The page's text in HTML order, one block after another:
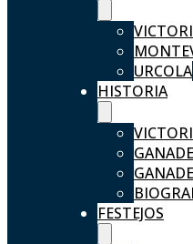
URCOLA
HISTORIA
FESTEJOS